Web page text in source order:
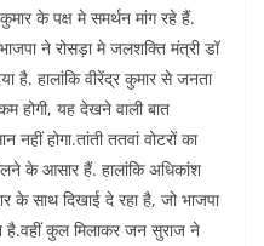
के पक्ष मे समर्थन मांग रहे हैं.
ने रोसड़ा मे जलशक्ति मंत्री डॉ
है. हालांकि वीरेंद्र कुमार से जनता
होगी, यह देखने वाली बात
होगा.तांती ततवां वोटरों का
के आसार हैं. हालांकि अधिकांश
के साथ दिखाई दे रहा है, जो भाजपा
है.वहीं कुल मिलाकर जन सुराज ने